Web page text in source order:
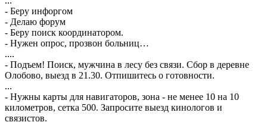
- Беру инфоргом
- Делаю форум
- Беру поиск координатором.
- Нужен опрос, прозвон больниц…
....
- Подъем! Поиск, мужчина в лесу без связи. Сбор в деревне
Олобово, выезд в 21.30. Отпишитесь о готовности.
...
- Нужны карты для навигаторов, зона - не менее 10 на 10
километров, сетка 500. Запросите выезд кинологов и
связистов.